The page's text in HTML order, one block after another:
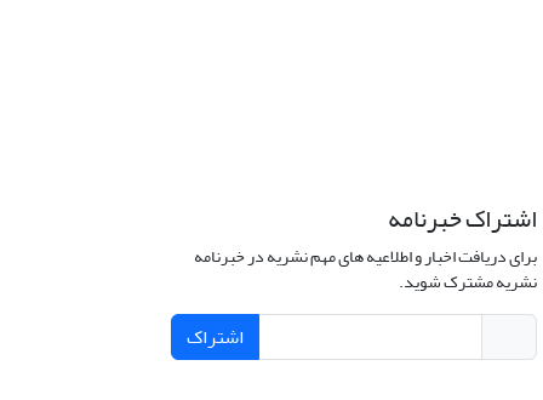
اشتراک خبرنامه
برای دریافت اخبار و اطلاعیه های مهم نشریه در خبرنامه
نشریه مشترک شوید.
اشتراک